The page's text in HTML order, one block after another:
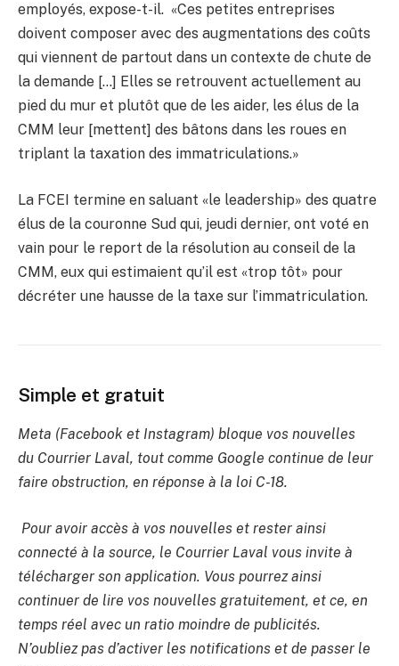
employés, expose-t-il. «Ces petites entreprises
doivent composer avec des augmentations des coûts
qui viennent de partout dans un contexte de chute de
la demande […] Elles se retrouvent actuellement au
pied du mur et plutôt que de les aider, les élus de la
CMM leur [mettent] des bâtons dans les roues en
triplant la taxation des immatriculations.»
La FCEI termine en saluant «le leadership» des quatre
élus de la couronne Sud qui, jeudi dernier, ont voté en
vain pour le report de la résolution au conseil de la
CMM, eux qui estimaient qu’il est «trop tôt» pour
décréter une hausse de la taxe sur l’immatriculation.
Simple et gratuit
Meta (Facebook et Instagram) bloque vos nouvelles
du Courrier Laval, tout comme Google continue de leur
faire obstruction, en réponse à la loi C-18.
Pour avoir accès à vos nouvelles et rester ainsi
connecté à la source, le Courrier Laval vous invite à
télécharger son application. Vous pourrez ainsi
continuer de lire vos nouvelles gratuitement, et ce, en
temps réel avec un ratio moindre de publicités.
N’oubliez pas d’activer les notifications et de passer le